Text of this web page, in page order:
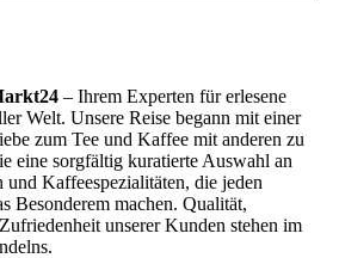
– Ihrem Experten für erlesene
Welt. Unsere Reise begann mit einer
zum Tee und Kaffee mit anderen zu
eine sorgfältig kuratierte Auswahl an
und Kaffeespezialitäten, die jeden
Besonderem machen. Qualität,
unserer Kunden stehen im